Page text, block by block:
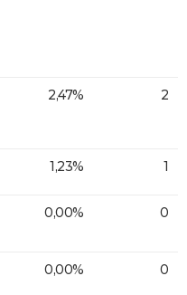
2,47% 2
1,23% 1
0,00% 0
0,00% 0